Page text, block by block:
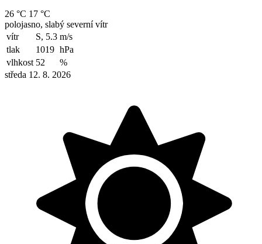
26 °C 17 °C
polojasno, slabý severní vítr
vítr
S, 5.3 m/s
tlak
1019 hPa
vlhkost 52
%
středa 12. 8. 2026